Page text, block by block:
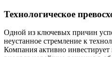
Технологическое
Одной из ключевых причин
неустанное стремление к
Компания активно инвестирует